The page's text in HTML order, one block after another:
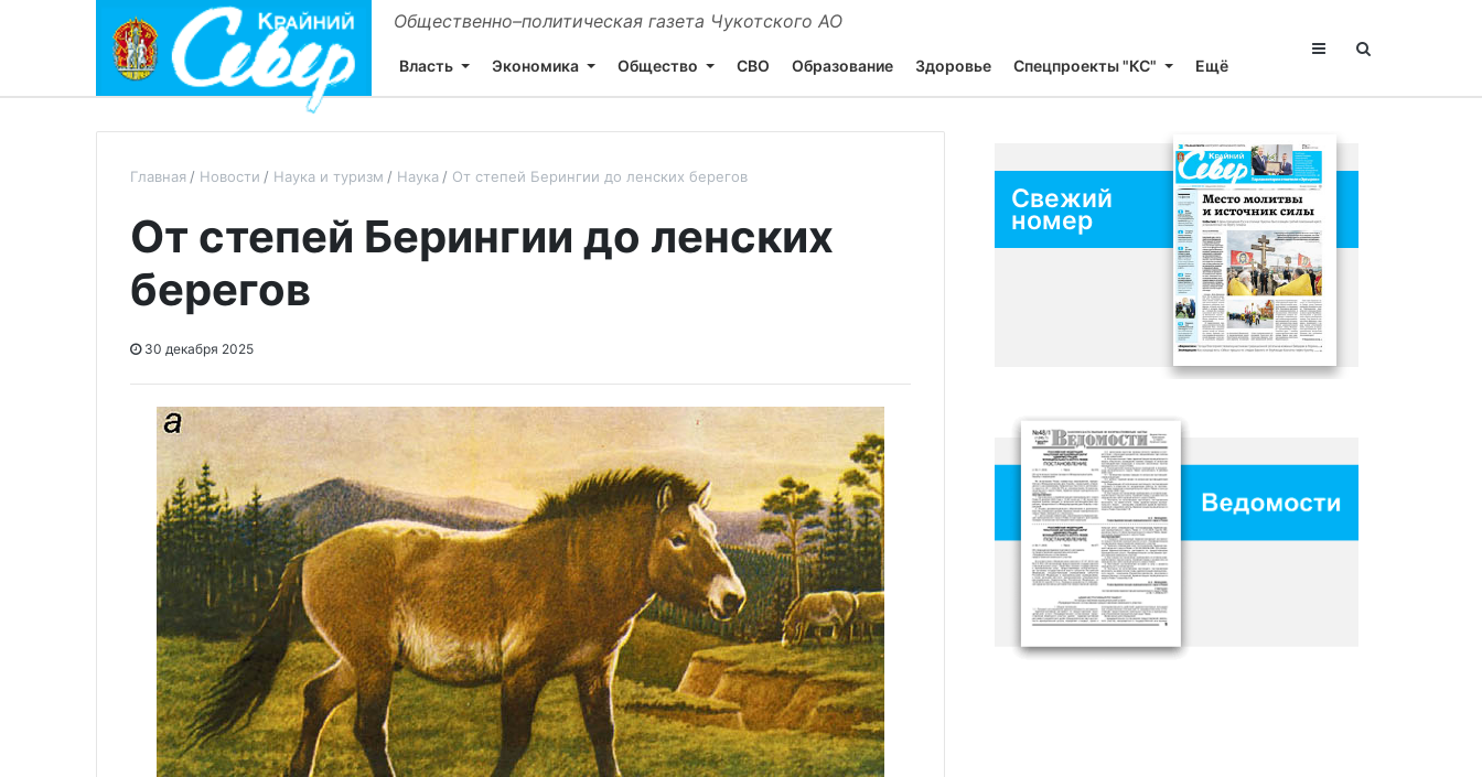
Общественно–политическая газета Чукотского АО
Власть Экономика Общество СВО Образование Здоровье Спецпроекты "КС" Ещё
Главная Новости Наука и туризм Наука От степей Берингии до ленских берегов
От степей Берингии до ленских
берегов
30 декабря 2025
Свежий
номер